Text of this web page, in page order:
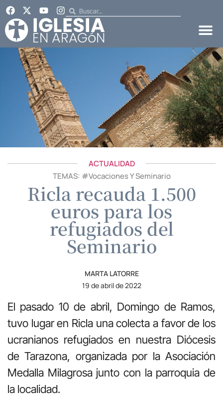
ACTUALIDAD
TEMAS: #Vocaciones Y Seminario
Ricla recauda 1.500
euros para los
refugiados del
Seminario
MARTA LATORRE
19 de abril de 2022
El pasado 10 de abril, Domingo de Ramos,
tuvo lugar en Ricla una colecta a favor de los
ucranianos refugiados en nuestra Diócesis
de Tarazona, organizada por la Asociación
Medalla Milagrosa junto con la parroquia de
la localidad.